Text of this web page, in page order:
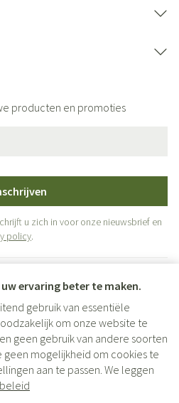
ervaring beter te maken.
gebruik van essentiële
om onze website te
geen gebruik van andere soorten
mogelijkheid om cookies te
aan te passen. We leggen
producten en promoties
u zich in voor onze nieuwsbrief en
policy.